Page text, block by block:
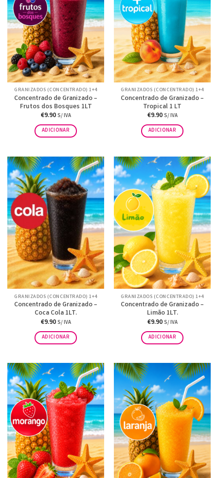
GRANIZADOS (CONCENTRADO) 1+4
Concentrado de Granizado –
Frutos dos Bosques 1LT
€9.90 S/ IVA
ADICIONAR
GRANIZADOS (CONCENTRADO) 1+4
Concentrado de Granizado –
Tropical 1 LT
€9.90 S/ IVA
ADICIONAR
GRANIZADOS (CONCENTRADO) 1+4
Concentrado de Granizado –
Coca Cola 1LT.
€9.90 S/ IVA
ADICIONAR
GRANIZADOS (CONCENTRADO) 1+4
Concentrado de Granizado –
Limão 1LT.
€9.90 S/ IVA
ADICIONAR